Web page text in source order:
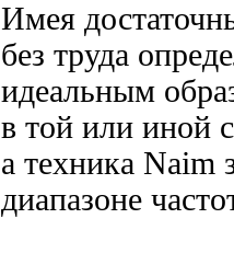
Имея
без труда
идеальным
в той или иной
а техника Naim
диапазоне